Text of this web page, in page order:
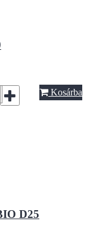
Kosárba
D25